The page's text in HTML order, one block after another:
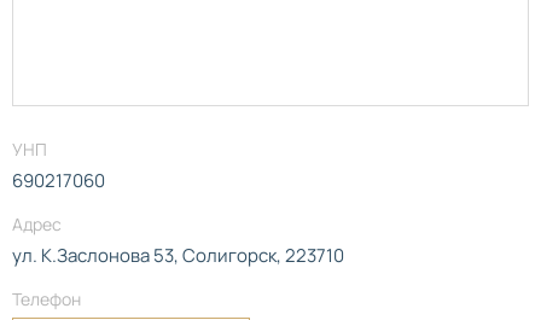
УНП
690217060
Адрес
ул. К.Заслонова 53, Солигорск, 223710
Телефон